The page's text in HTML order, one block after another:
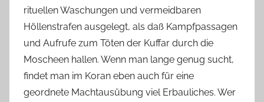
rituellen Waschungen und vermeidbaren
Höllenstrafen ausgelegt, als daß Kampfpassagen
und Aufrufe zum Töten der Kuffar durch die
Moscheen hallen. Wenn man lange genug sucht,
findet man im Koran eben auch für eine
geordnete Machtausübung viel Erbauliches. Wer